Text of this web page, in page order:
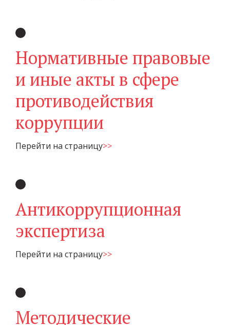
Нормативные правовые
и иные акты в сфере
противодействия
коррупции
Перейти на страницу>>
Антикоррупционная
экспертиза
Перейти на страницу>>
Методические